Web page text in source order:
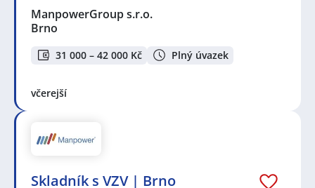
ManpowerGroup s.r.o.
Brno
31 000 – 42 000 Kč Plný úvazek
včerejší
Skladník s VZV | Brno